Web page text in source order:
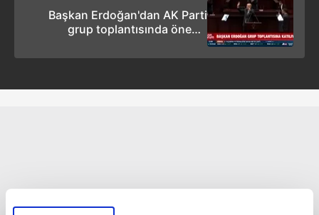
Başkan Erdoğan'dan AK Parti
grup toplantısında önemli